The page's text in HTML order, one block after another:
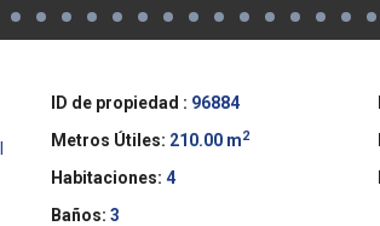
ID de propiedad : 96884
Metros Útiles: 210.00 m2
Habitaciones: 4
Baños: 3